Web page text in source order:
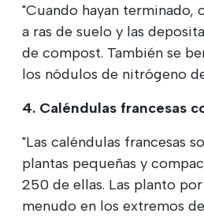
"Cuando hayan terminado,
a ras de suelo y las
de compost. También se
los nódulos de nitrógeno
4. Caléndulas francesas
"Las caléndulas francesas
plantas pequeñas y
250 de ellas. Las planto
menudo en los extremos